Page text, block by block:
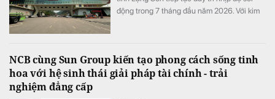
động trong 7 tháng đầu năm 2026. Với kim
NCB cùng Sun Group kiến tạo phong cách sống tinh
hoa với hệ sinh thái giải pháp tài chính - trải
nghiệm đẳng cấp